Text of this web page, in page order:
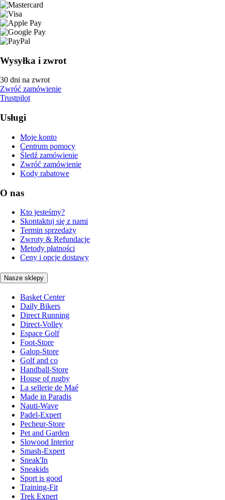
Wysyłka i zwrot
30 dni na zwrot
Zwróć zamówienie
Trustpilot
Usługi
Moje konto
Centrum pomocy
Śledź zamówienie
Zwróć zamówienie
Kody rabatowe
O nas
Kto jesteśmy?
Skontaktuj się z nami
Termin sprzedaży
Zwroty & Refundacje
Metody płatności
Ceny i opcje dostawy
Nasze sklepy
Basket Center
Daily Bikers
Direct Running
Direct-Volley
Espace Golf
Foot-Store
Galop-Store
Golf and co
Handball-Store
House of rugby
La sellerie de Maé
Made in Paradis
Nauti-Wave
Padel-Expert
Pecheur-Store
Pet and Garden
Slowood Interior
Smash-Expert
Sneak'In
Sneakids
Sport is good
Training-Fit
Trek Expert